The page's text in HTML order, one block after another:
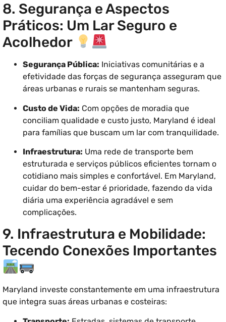
8. Segurança e Aspectos
Práticos: Um Lar Seguro e
Acolhedor
Segurança Pública: Iniciativas comunitárias e a
efetividade das forças de segurança asseguram que
áreas urbanas e rurais se mantenham seguras.
Custo de Vida: Com opções de moradia que
conciliam qualidade e custo justo, Maryland é ideal
para famílias que buscam um lar com tranquilidade.
Infraestrutura: Uma rede de transporte bem
estruturada e serviços públicos eficientes tornam o
cotidiano mais simples e confortável. Em Maryland,
cuidar do bem-estar é prioridade, fazendo da vida
diária uma experiência agradável e sem
complicações.
9. Infraestrutura e Mobilidade:
Tecendo Conexões Importantes
Maryland investe constantemente em uma infraestrutura
que integra suas áreas urbanas e costeiras: